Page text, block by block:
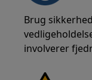
Brug
involverer